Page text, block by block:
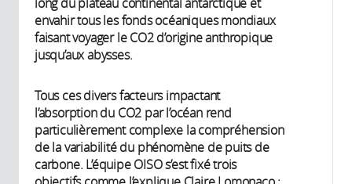
envahir tous les fonds océaniques mondiaux
faisant voyager le CO2 d’origine anthropique
jusqu’aux abysses.
Tous ces divers facteurs impactant
l’absorption du CO2 par l’océan rend
particulièrement complexe la compréhension
de la variabilité du phénomène de puits de
carbone. L’équipe OISO s’est fixé trois